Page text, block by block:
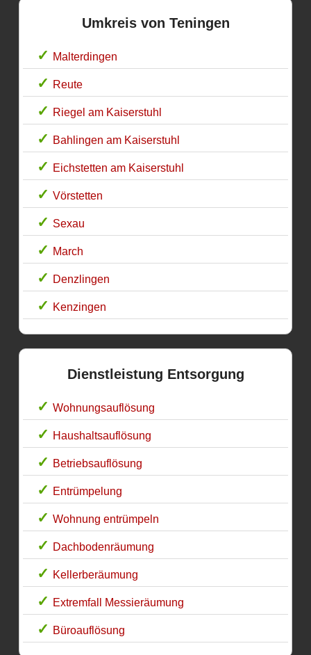
Umkreis von Teningen
Malterdingen
Reute
Riegel am Kaiserstuhl
Bahlingen am Kaiserstuhl
Eichstetten am Kaiserstuhl
Vörstetten
Sexau
March
Denzlingen
Kenzingen
Dienstleistung Entsorgung
Wohnungsauflösung
Haushaltsauflösung
Betriebsauflösung
Entrümpelung
Wohnung entrümpeln
Dachbodenräumung
Kellerberäumung
Extremfall Messieräumung
Büroauflösung